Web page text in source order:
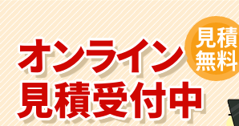
オンライン
見積受付中
見積
無料